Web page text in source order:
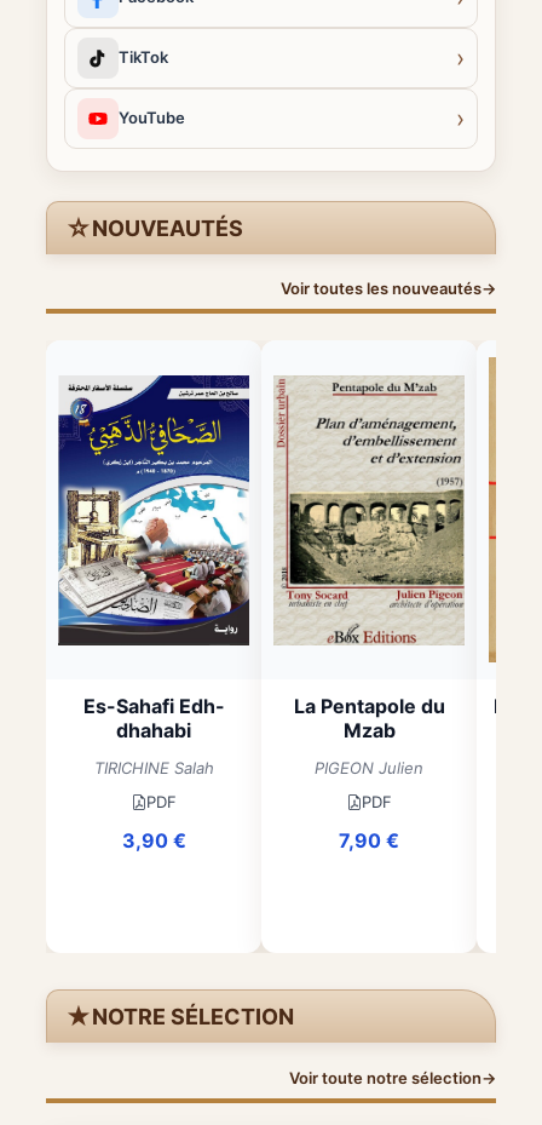
TikTok ›
YouTube ›
☆NOUVEAUTÉS
Voir toutes les nouveautés→
Es-Sahafi Edh-
dhahabi
TIRICHINE Salah
PDF
3,90 €
La Pentapole du
Mzab
PIGEON Julien
PDF
7,90 €
★NOTRE SÉLECTION
Voir toute notre sélection→